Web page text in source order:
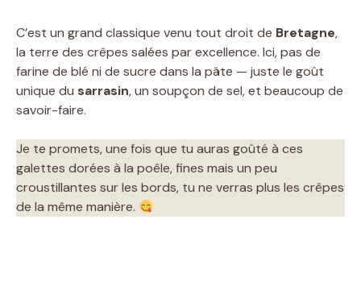
C’est un grand classique venu tout droit de Bretagne,
la terre des crêpes salées par excellence. Ici, pas de
farine de blé ni de sucre dans la pâte — juste le goût
unique du sarrasin, un soupçon de sel, et beaucoup de
savoir-faire.
Je te promets, une fois que tu auras goûté à ces
galettes dorées à la poêle, fines mais un peu
croustillantes sur les bords, tu ne verras plus les crêpes
de la même manière.